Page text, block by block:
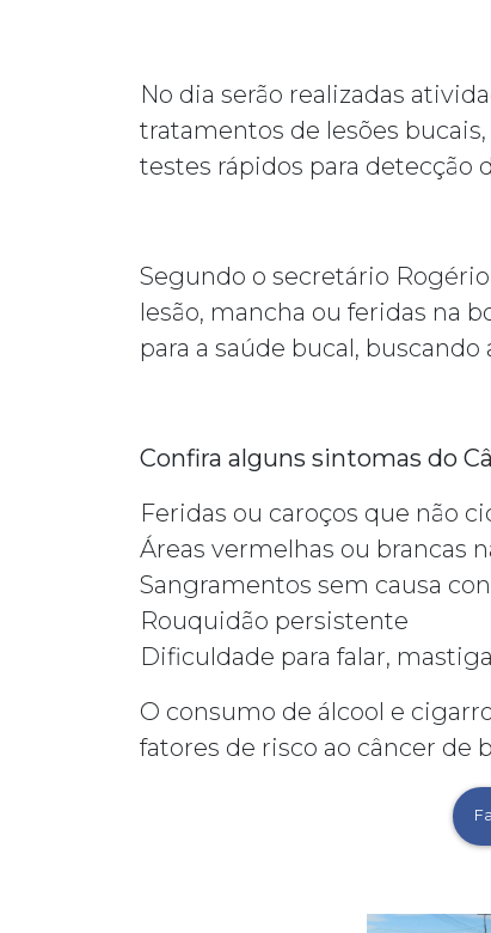
No dia serão realizadas
tratamentos de lesões
testes rápidos para detecção
Segundo o secretário
lesão, mancha ou feridas na
para a saúde bucal,
Confira alguns sintomas do
Feridas ou caroços que não
Áreas vermelhas ou brancas
Sangramentos sem causa
Rouquidão persistente
Dificuldade para falar,
O consumo de álcool e
fatores de risco ao câncer de